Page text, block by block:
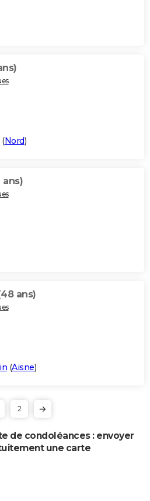
(Nord)
ans)
ans)
(Aisne)
2
de condoléances : envoyer
une carte